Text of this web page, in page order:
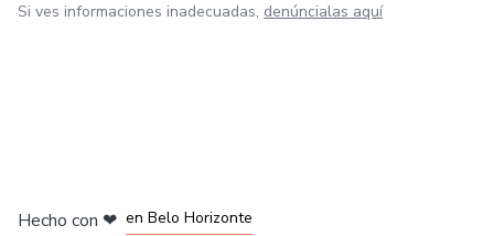
Si ves informaciones inadecuadas, denúncialas aquí
Hecho con ❤ en Belo Horizonte